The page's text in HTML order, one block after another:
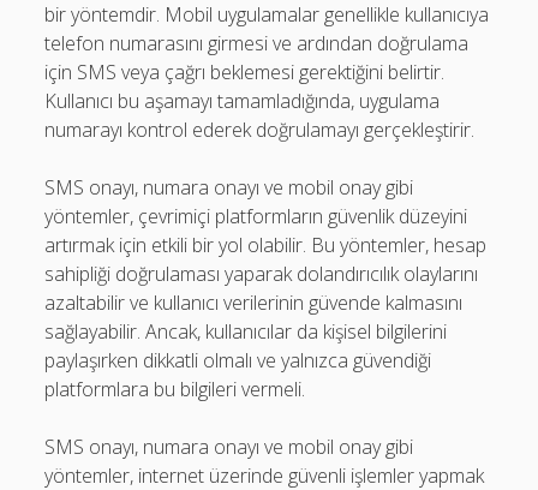
bir yöntemdir. Mobil uygulamalar genellikle kullanıcıya
telefon numarasını girmesi ve ardından doğrulama
için SMS veya çağrı beklemesi gerektiğini belirtir.
Kullanıcı bu aşamayı tamamladığında, uygulama
numarayı kontrol ederek doğrulamayı gerçekleştirir.
SMS onayı, numara onayı ve mobil onay gibi
yöntemler, çevrimiçi platformların güvenlik düzeyini
artırmak için etkili bir yol olabilir. Bu yöntemler, hesap
sahipliği doğrulaması yaparak dolandırıcılık olaylarını
azaltabilir ve kullanıcı verilerinin güvende kalmasını
sağlayabilir. Ancak, kullanıcılar da kişisel bilgilerini
paylaşırken dikkatli olmalı ve yalnızca güvendiği
platformlara bu bilgileri vermeli.
SMS onayı, numara onayı ve mobil onay gibi
yöntemler, internet üzerinde güvenli işlemler yapmak